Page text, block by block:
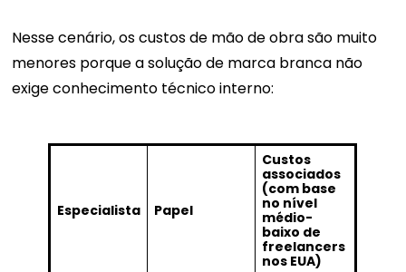
Nesse cenário, os custos de mão de obra são muito
menores porque a solução de marca branca não
exige conhecimento técnico interno:
Especialista Papel
Custos
associados
(com base
no nível
médio-
baixo de
freelancers
nos EUA)